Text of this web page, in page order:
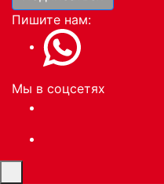
Пишите нам:
Мы в соцсетях